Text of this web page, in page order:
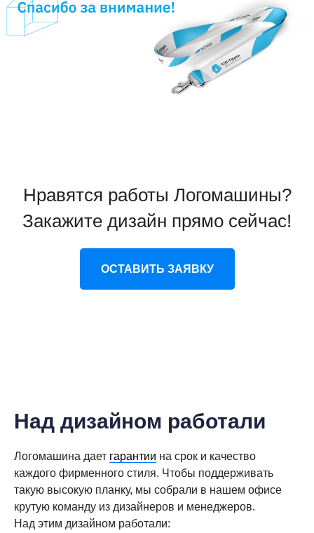
Нравятся работы Логомашины?
Закажите дизайн прямо сейчас!
ОСТАВИТЬ ЗАЯВКУ
Над дизайном работали
Логомашина дает гарантии на срок и качество
каждого фирменного стиля. Чтобы поддерживать
такую высокую планку, мы собрали в нашем офисе
крутую команду из дизайнеров и менеджеров.
Над этим дизайном работали: